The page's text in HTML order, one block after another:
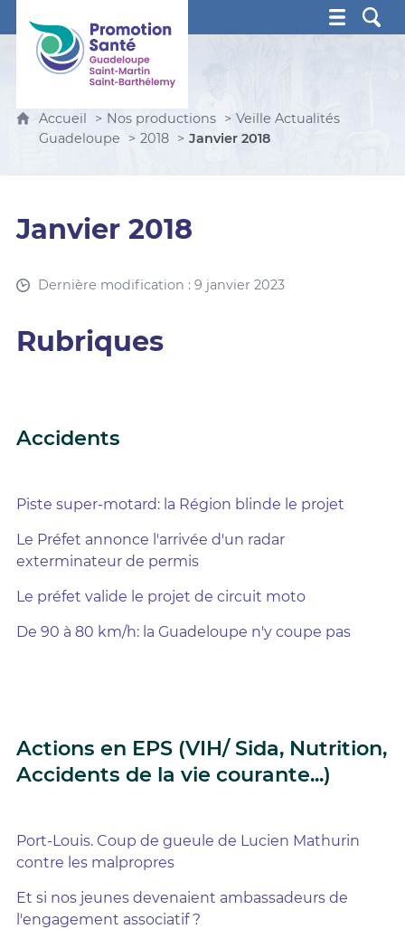
Promotion Santé Guadeloupe, Saint-Martin, Saint
Accueil Nos productions
Veille Actualités
Guadeloupe
2018 Janvier 2018
Janvier 2018
Dernière modification : 9 janvier 2023
Rubriques
Accidents
Piste super-motard: la Région blinde le projet
Le Préfet annonce l'arrivée d'un radar
exterminateur de permis
Le préfet valide le projet de circuit moto
De 90 à 80 km/h: la Guadeloupe n'y coupe pas
Actions en EPS (VIH/ Sida, Nutrition,
Accidents de la vie courante...)
Port-Louis. Coup de gueule de Lucien Mathurin
contre les malpropres
Et si nos jeunes devenaient ambassadeurs de
l'engagement associatif ?